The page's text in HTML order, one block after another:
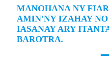
MANOHANA NY
AMIN'NY IZAHAY
IASANAY ARY
BAROTRA.